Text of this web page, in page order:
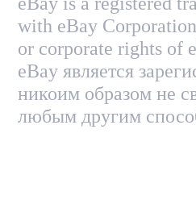
with eBay
or corporate rights of
eBay является
никоим образом не
любым другим